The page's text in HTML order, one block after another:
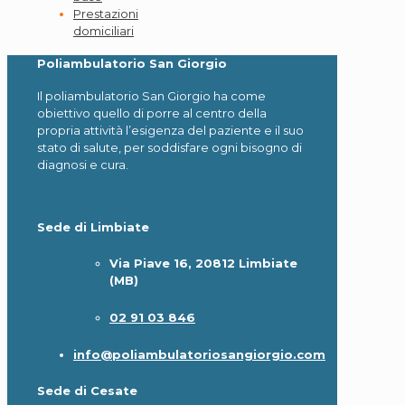
Prestazioni
domiciliari
Poliambulatorio San Giorgio
Il poliambulatorio San Giorgio ha come
obiettivo quello di porre al centro della
propria attività l’esigenza del paziente e il suo
stato di salute, per soddisfare ogni bisogno di
diagnosi e cura.
Sede di Limbiate
Via Piave 16, 20812 Limbiate
(MB)
02 91 03 846
info@poliambulatoriosangiorgio.com
Sede di Cesate